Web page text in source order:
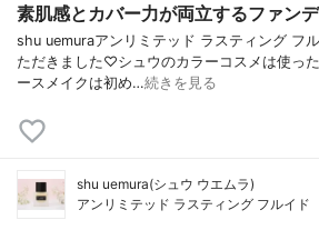
素肌感とカバー力が両立するファンデ
shu uemuraアンリミテッド ラスティング フ
ただきました♡シュウのカラーコスメは使っ
ースメイクは初め…続きを見る
shu uemura(シュウ ウエムラ)
アンリミテッド ラスティング フルイド